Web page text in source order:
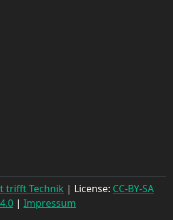
trifft Technik | License: CC-BY-SA
4.0 | Impressum